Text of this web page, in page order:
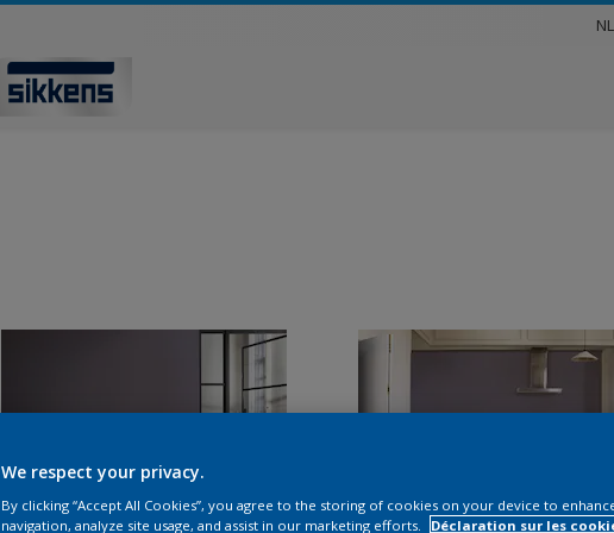
NL
We respect your privacy.
By clicking “Accept All Cookies”, you agree to the storing of cookies on your device to
navigation, analyze site usage, and assist in our marketing efforts.
Déclaration sur les